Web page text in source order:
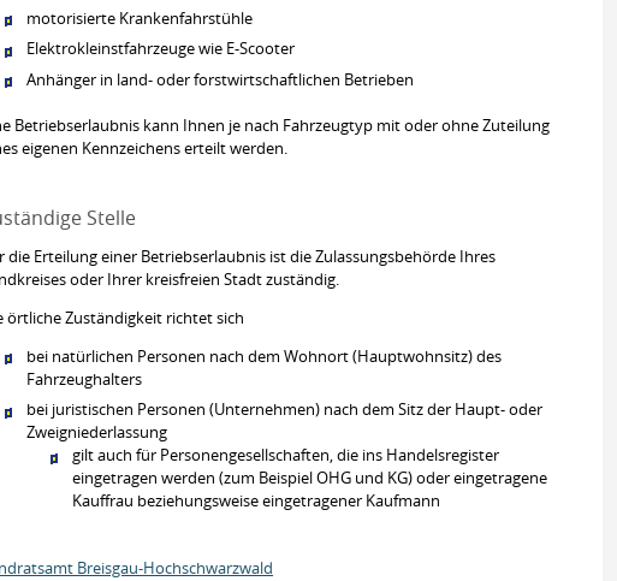
motorisierte Krankenfahrstühle
Elektrokleinstfahrzeuge wie E-Scooter
Anhänger in land- oder forstwirtschaftlichen Betrieben
Betriebserlaubnis kann Ihnen je nach Fahrzeugtyp mit oder ohne Zuteilung
eigenen Kennzeichens erteilt werden.
Stelle
die Erteilung einer Betriebserlaubnis ist die Zulassungsbehörde Ihres
oder Ihrer kreisfreien Stadt zuständig.
örtliche Zuständigkeit richtet sich
bei natürlichen Personen nach dem Wohnort (Hauptwohnsitz) des
Fahrzeughalters
bei juristischen Personen (Unternehmen) nach dem Sitz der Haupt- oder
Zweigniederlassung
gilt auch für Personengesellschaften, die ins Handelsregister
eingetragen werden (zum Beispiel OHG und KG) oder eingetragene
Kauffrau beziehungsweise eingetragener Kaufmann
Breisgau-Hochschwarzwald